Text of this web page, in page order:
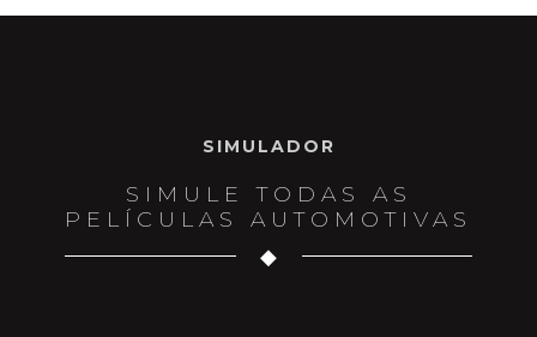
SIMULADOR
SIMULE TODAS AS
PELÍCULAS AUTOMOTIVAS